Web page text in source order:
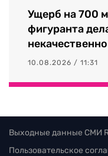
Ущерб на 700
фигуранта
10.08.2026 / 11:31
Выходные данные СМИ
Пользовательское